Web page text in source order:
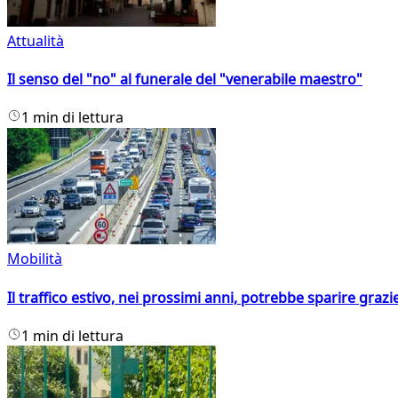
Attualità
Il senso del "no" al funerale del "venerabile maestro"
1 min di lettura
Mobilità
Il traffico estivo, nei prossimi anni, potrebbe sparire
1 min di lettura